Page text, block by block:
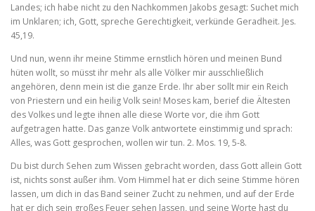
Landes; ich habe nicht zu den Nachkommen Jakobs gesagt: Suchet mich
im Unklaren; ich, Gott, spreche Gerechtigkeit, verkünde Geradheit. Jes.
45,19.
Und nun, wenn ihr meine Stimme ernstlich hören und meinen Bund
hüten wollt, so müsst ihr mehr als alle Völker mir ausschließlich
angehören, denn mein ist die ganze Erde. Ihr aber sollt mir ein Reich
von Priestern und ein heilig Volk sein! Moses kam, berief die Ältesten
des Volkes und legte ihnen alle diese Worte vor, die ihm Gott
aufgetragen hatte. Das ganze Volk antwortete einstimmig und sprach:
Alles, was Gott gesprochen, wollen wir tun. 2. Mos. 19, 5‑8.
Du bist durch Sehen zum Wissen gebracht worden, dass Gott allein Gott
ist, nichts sonst außer ihm. Vom Himmel hat er dich seine Stimme hören
lassen, um dich in das Band seiner Zucht zu nehmen, und auf der Erde
hat er dich sein großes Feuer sehen lassen, und seine Worte hast du